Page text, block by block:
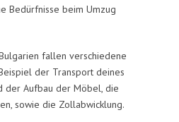
Bedürfnisse beim Umzug
fallen verschiedene
der Transport deines
der Aufbau der Möbel, die
sowie die Zollabwicklung.